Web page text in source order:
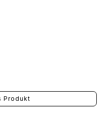
Produkt